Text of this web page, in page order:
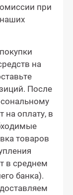
при
на
После
оплату, в
товаров
в среднем
банка).